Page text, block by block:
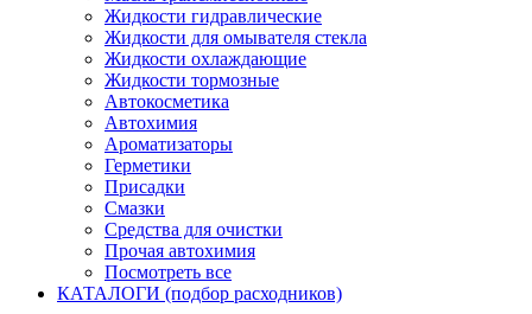
Жидкости гидравлические
Жидкости для омывателя стекла
Жидкости охлаждающие
Жидкости тормозные
Автокосметика
Автохимия
Ароматизаторы
Герметики
Присадки
Смазки
Средства для очистки
Прочая автохимия
Посмотреть все
КАТАЛОГИ (подбор расходников)